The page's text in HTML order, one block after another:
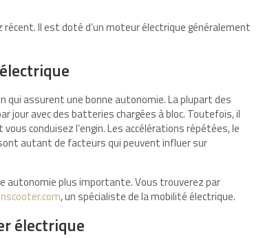
Il est doté d’un moteur électrique généralement
assurent une bonne autonomie. La plupart des
jour avec des batteries chargées à bloc. Toutefois, il
conduisez l’engin. Les accélérations répétées, le
autant de facteurs qui peuvent influer sur
autonomie plus importante. Vous trouverez par
, un spécialiste de la mobilité électrique.
électrique